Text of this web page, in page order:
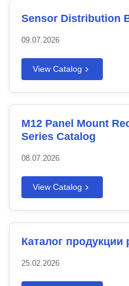
Sensor Distribution
09.07.2026
View Catalog
M12 Panel Mount
Series Catalog
08.07.2026
View Catalog
Каталог
25.02.2026